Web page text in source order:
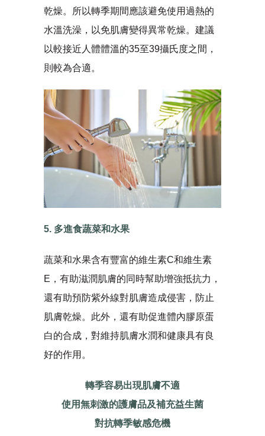
乾燥。所以轉季期間應該避免使用過熱的
水溫洗澡，以免肌膚變得異常乾燥。建議
以較接近人體體溫的35至39攝氏度之間，
則較為合適。
5. 多進食蔬菜和水果
蔬菜和水果含有豐富的維生素C和維生素
E，有助滋潤肌膚的同時幫助增強抵抗力，
還有助預防紫外線對肌膚造成侵害，防止
肌膚乾燥。此外，還有助促進體內膠原蛋
白的合成，對維持肌膚水潤和健康具有良
好的作用。
轉季容易出現肌膚不適
使用無刺激的護膚品及補充益生菌
對抗轉季敏感危機